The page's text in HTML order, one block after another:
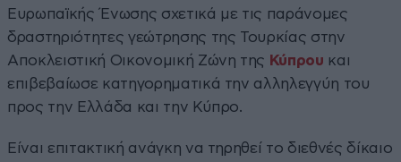
Ευρωπαϊκής Ένωσης σχετικά με τις παράνομες
δραστηριότητες γεώτρησης της Τουρκίας στην
Αποκλειστική Οικονομική Ζώνη της Κύπρου και
επιβεβαίωσε κατηγορηματικά την αλληλεγγύη του
προς την Ελλάδα και την Κύπρο.
Είναι επιτακτική ανάγκη να τηρηθεί το διεθνές δίκαιο